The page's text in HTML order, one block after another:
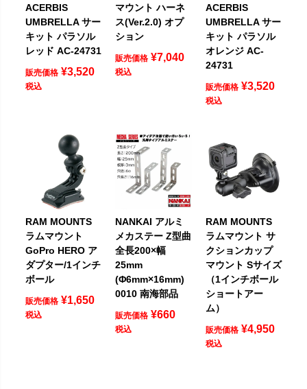
ACERBIS
UMBRELLA サー
キット パラソル
レッド AC-24731
販売価格 ¥3,520
税込
マウント ハーネ
ス(Ver.2.0) オプ
ション
販売価格 ¥7,040
税込
ACERBIS
UMBRELLA サー
キット パラソル
オレンジ AC-
24731
販売価格 ¥3,520
税込
RAM MOUNTS
ラムマウント
GoPro HERO ア
ダプター/1インチ
ボール
販売価格 ¥1,650
税込
NANKAI アルミ
メカステー Z型曲
全長200×幅
25mm
(Φ6mm×16mm)
0010 南海部品
販売価格 ¥660
税込
RAM MOUNTS
ラムマウント サ
クションカップ
マウント Sサイズ
（1インチボール
ショートアー
ム）
販売価格 ¥4,950
税込